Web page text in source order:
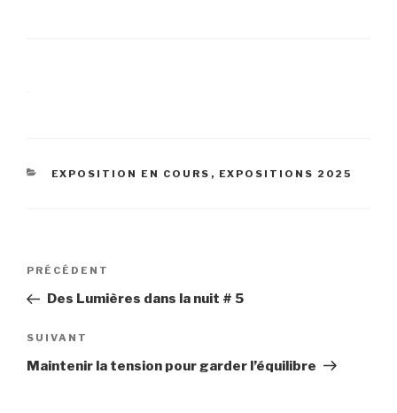
CATÉGORIES
EXPOSITION EN COURS , EXPOSITIONS 2025
Navigation
l’article
Article
précédent
PRÉCÉDENT
Des Lumières dans la nuit # 5
Article
suivant
SUIVANT
Maintenir la tension pour garder l’équilibre